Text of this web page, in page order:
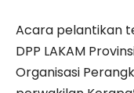
Acara pelantikan
DPP LAKAM
Organisasi